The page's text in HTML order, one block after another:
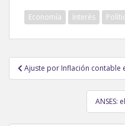
Economía Interés
Navegación
de
Ajuste por Inflación contable
ANSES: